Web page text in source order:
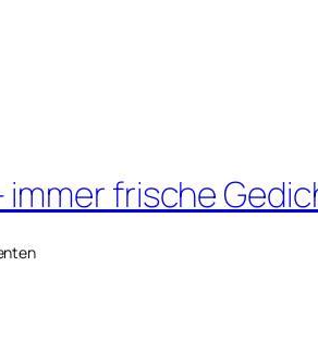
immer frische